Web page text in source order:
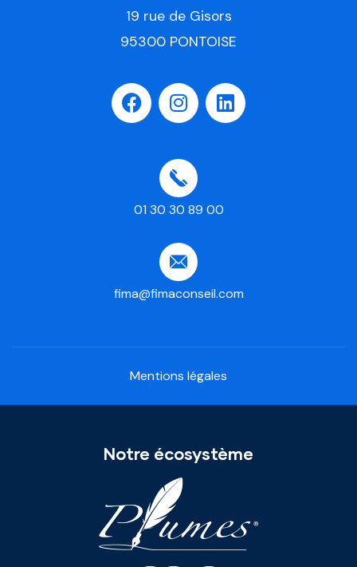
19 rue de Gisors
95300 PONTOISE
01 30 30 89 00
fima@fimaconseil.com
Mentions légales
Notre écosystème